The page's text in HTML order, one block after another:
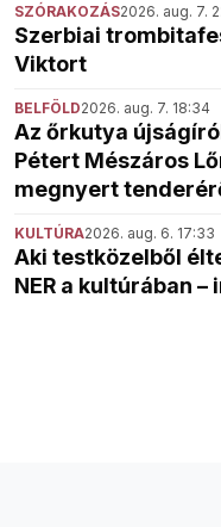
SZÓRAKOZÁS2026. aug. 7.
Szerbiai
Viktort
BELFÖLD2026. aug. 7. 18:34
Az őrkutya
Pétert Mészáros
megnyert
KULTÚRA2026. aug. 6. 17:33
Aki testközelből
NER a kultúrában